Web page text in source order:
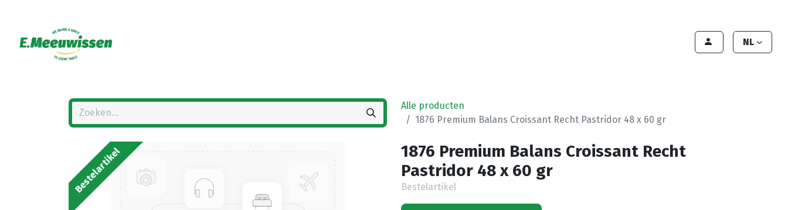
NL
Alle producten
1876 Premium Balans Croissant Recht Pastridor 48 x 60 gr
Bestelartikel
1876 Premium Balans Croissant Recht
Pastridor 48 x 60 gr
Bestelartikel